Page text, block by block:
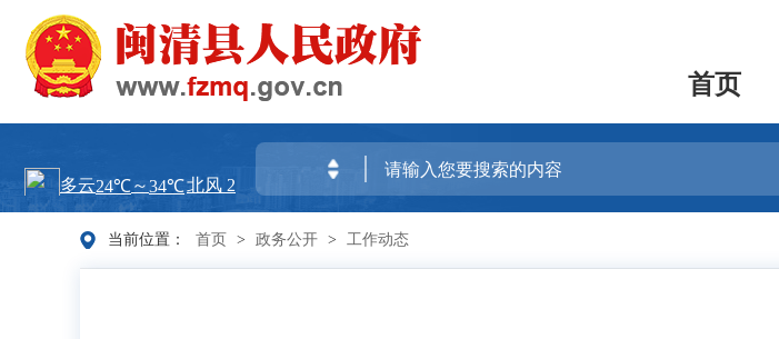
首页
当前位置： 首页 > 政务公开 > 工作动态